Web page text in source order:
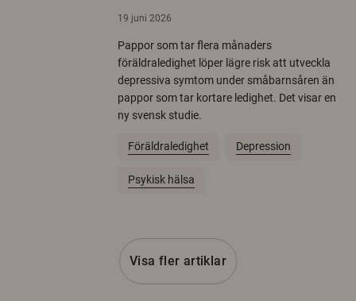
19 juni 2026
Pappor som tar flera månaders
föräldraledighet löper lägre risk att utveckla
depressiva symtom under småbarnsåren än
pappor som tar kortare ledighet. Det visar en
ny svensk studie.
Föräldraledighet Depression
Psykisk hälsa
Visa fler artiklar